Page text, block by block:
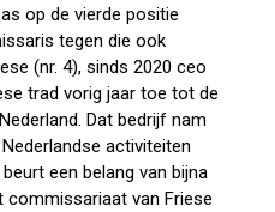
op de vierde positie
tegen die ook
(nr. 4), sinds 2020 ceo
trad vorig jaar toe tot de
Dat bedrijf nam
activiteiten
een belang van bijna
commissariaat van Friese